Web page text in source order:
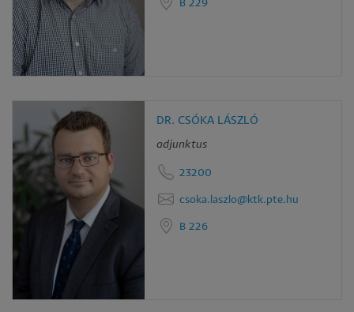
B 229
DR. CSÓKA LÁSZLÓ
adjunktus
23200
csoka.laszlo@ktk.pte.hu
B 226